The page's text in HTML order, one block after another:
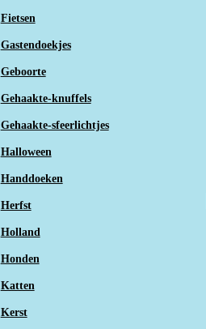
Fietsen
Gastendoekjes
Geboorte
Gehaakte-knuffels
Gehaakte-sfeerlichtjes
Halloween
Handdoeken
Herfst
Holland
Honden
Katten
Kerst